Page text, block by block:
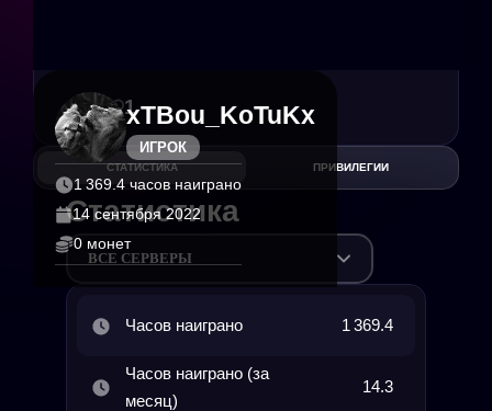
ИГРОК
xTBou_KoTuKx
1 369.4 часов наиграно
14 сентября 2022
0 монет
4 1
СТАТИСТИКА ПРИВИЛЕГИИ
Статистика
ВСЕ СЕРВЕРЫ
Часов наиграно 1 369.4
Часов наиграно (за
месяц)
14.3